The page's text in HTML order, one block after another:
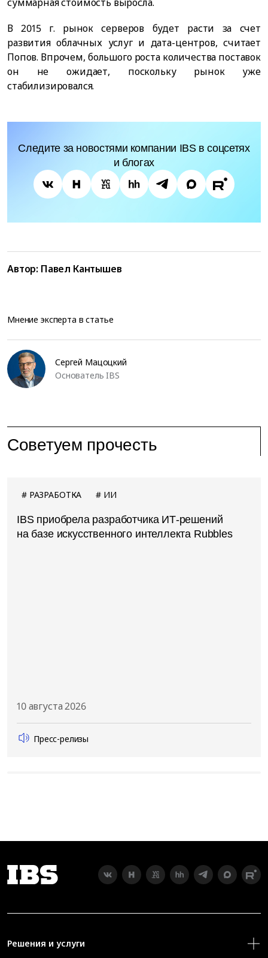
В 2015 г. рынок серверов будет расти за счет
развития облачных услуг и дата-центров, считает
Попов. Впрочем, большого роста количества поставок
он не ожидает, поскольку рынок уже
стабилизировался.
Следите за новостями компании IBS в соцсетях
и блогах
Автор: Павел Кантышев
Мнение эксперта в статье
Сергей Мацоцкий
Основатель IBS
Советуем прочесть
РАЗРАБОТКА ИИ
IBS приобрела разработчика ИТ-решений
на базе искусственного интеллекта Rubbles
10 августа 2026
Пресс-релизы
Решения и услуги